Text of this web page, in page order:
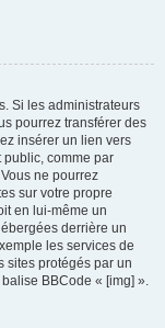
Si les administrateurs
pourrez transférer des
insérer un lien vers
comme par
ne pourrez
sur votre propre
en lui-même un
derrière un
les services de
sites protégés par un
BBCode « [img] ».